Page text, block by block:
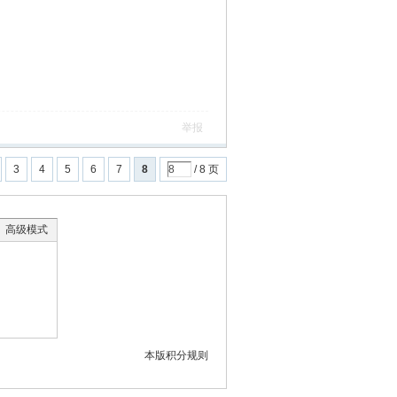
举报
3 4 5 6 7 8 / 8 页
高级模式
本版积分规则